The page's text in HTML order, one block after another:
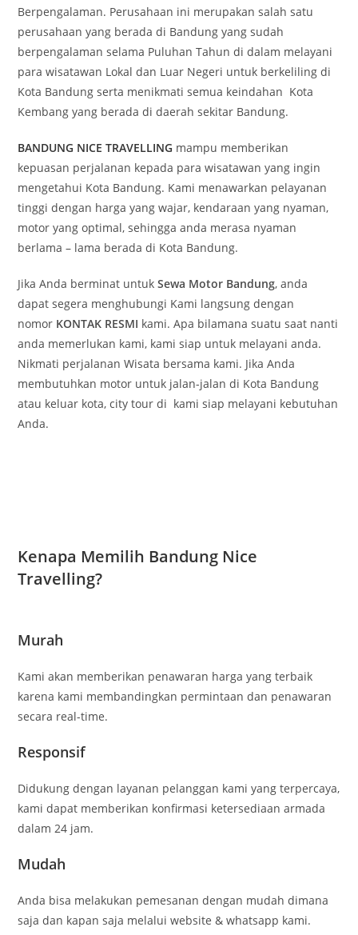
Berpengalaman. Perusahaan ini merupakan salah satu
perusahaan yang berada di Bandung yang sudah
berpengalaman selama Puluhan Tahun di dalam melayani
para wisatawan Lokal dan Luar Negeri untuk berkeliling di
Kota Bandung serta menikmati semua keindahan Kota
Kembang yang berada di daerah sekitar Bandung.
BANDUNG NICE TRAVELLING mampu memberikan
kepuasan perjalanan kepada para wisatawan yang ingin
mengetahui Kota Bandung. Kami menawarkan pelayanan
tinggi dengan harga yang wajar, kendaraan yang nyaman,
motor yang optimal, sehingga anda merasa nyaman
berlama – lama berada di Kota Bandung.
Jika Anda berminat untukSewa Motor Bandung, anda
dapat segera menghubungi Kami langsung dengan
nomor KONTAK RESMI kami. Apa bilamana suatu saat nanti
anda memerlukan kami, kami siap untuk melayani anda.
Nikmati perjalanan Wisata bersama kami. Jika Anda
membutuhkan motor untuk jalan-jalan di Kota Bandung
atau keluar kota, city tour di kami siap melayani kebutuhan
Anda.
Kenapa Memilih Bandung Nice
Travelling?
Murah
Kami akan memberikan penawaran harga yang terbaik
karena kami membandingkan permintaan dan penawaran
secara real-time.
Responsif
Didukung dengan layanan pelanggan kami yang terpercaya,
kami dapat memberikan konfirmasi ketersediaan armada
dalam 24 jam.
Mudah
Anda bisa melakukan pemesanan dengan mudah dimana
saja dan kapan saja melalui website & whatsapp kami.